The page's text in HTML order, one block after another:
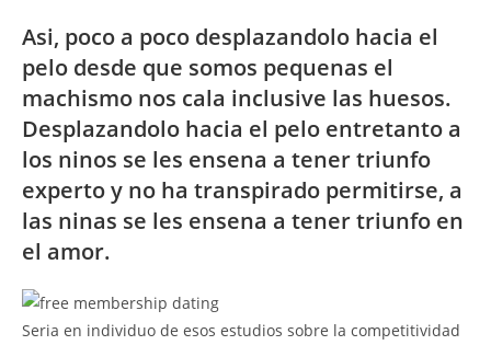
Asi, poco a poco desplazandolo hacia el
pelo desde que somos pequenas el
machismo nos cala inclusive las huesos.
Desplazandolo hacia el pelo entretanto a
los ninos se les ensena a tener triunfo
experto y no ha transpirado permitirse, a
las ninas se les ensena a tener triunfo en
el amor.
Seria en individuo de esos estudios sobre la competitividad